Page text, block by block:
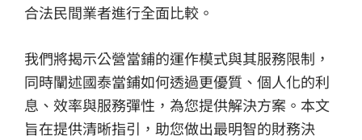
合法民間業者進行全面比較。
我們將揭示公營當鋪的運作模式與其服務限制，
同時闡述國泰當鋪如何透過更優質、個人化的利
息、效率與服務彈性，為您提供解決方案。本文
旨在提供清晰指引，助您做出最明智的財務決